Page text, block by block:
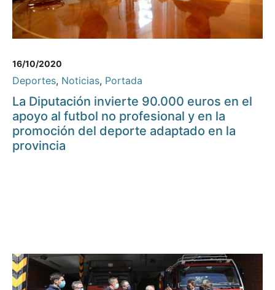
16/10/2020
Deportes, Noticias, Portada
La Diputación invierte 90.000 euros en el
apoyo al futbol no profesional y en la
promoción del deporte adaptado en la
provincia